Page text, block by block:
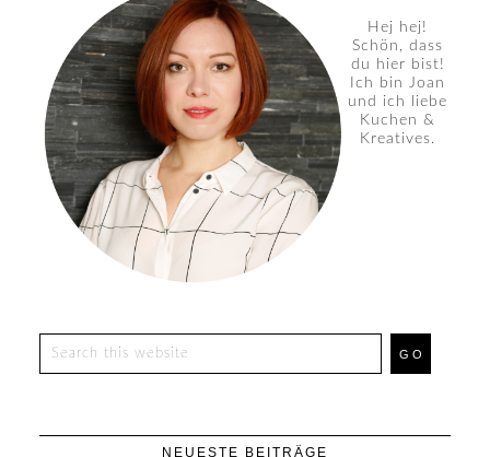
Hej hej!
Schön, dass
du hier bist!
Ich bin Joan
und ich liebe
Kuchen &
Kreatives.
NEUESTE BEITRÄGE